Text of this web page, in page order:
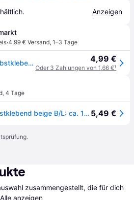
Anzeigen
·4,99 € Versand, 1–3 Tage
D-c-fix Wandfliesen selbstklebend Beige 6er Set 15 x 15 cm 4,99 €
Oder 3 Zahlungen von 1,66 €¹
, 4 Tage
d-c-fix Wandfliese selbstklebend beige B/L: ca. 15,25x15,25 cm 5,49 €
zusammengestellt, die für dich
Alle anzeigen